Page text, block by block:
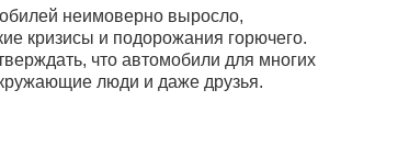
неимоверно выросло,
кризисы и подорожания горючего.
что автомобили для многих
люди и даже друзья.